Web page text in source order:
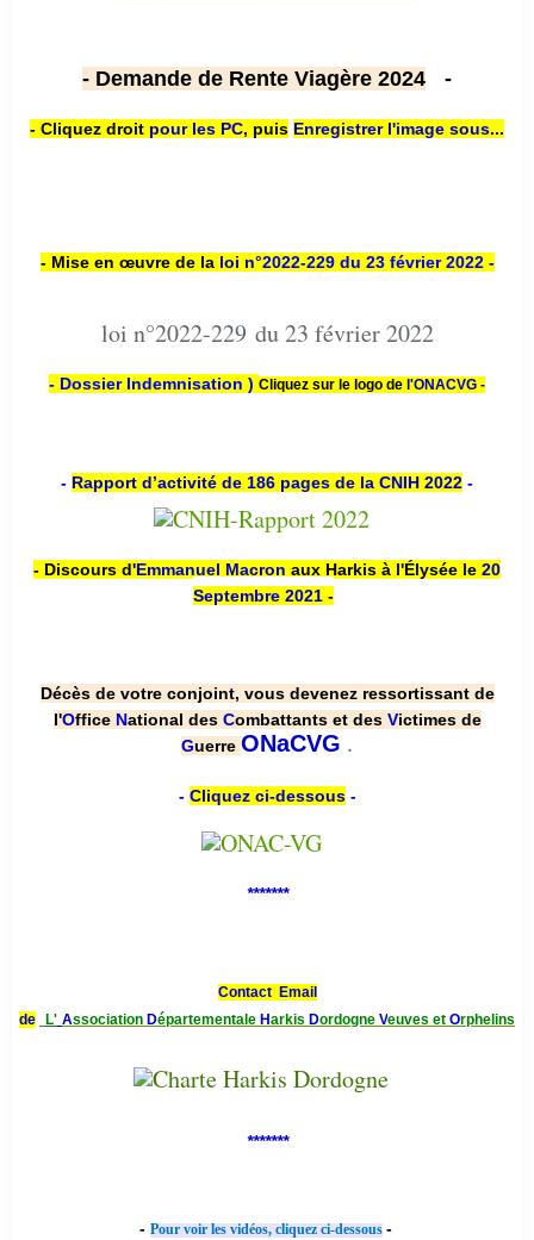
- Demande de Rente Viagère 2024 -
- Cliquez droit pour les PC, puis Enregistrer l'image sous...
- Mise en œuvre de la loi n°2022-229 du 23 février 2022 -
loi n°2022-229 du 23 février 2022
- Dossier Indemnisation ) Cliquez sur le logo de l'ONACVG -
- Rapport d’activité de 186 pages de la CNIH 2022 -
- Discours d'Emmanuel Macron aux Harkis à l'Élysée le 20
Septembre 2021 -
Décès de votre conjoint, vous devenez ressortissant de
l'Office National des Combattants et des Victimes de
Guerre ONaCVG .
- Cliquez ci-dessous-
*******
Contact Email
de
L' Association Départementale Harkis Dordogne Veuves et Orphelins
*******
- Pour voir les vidéos, cliquez ci-dessous -